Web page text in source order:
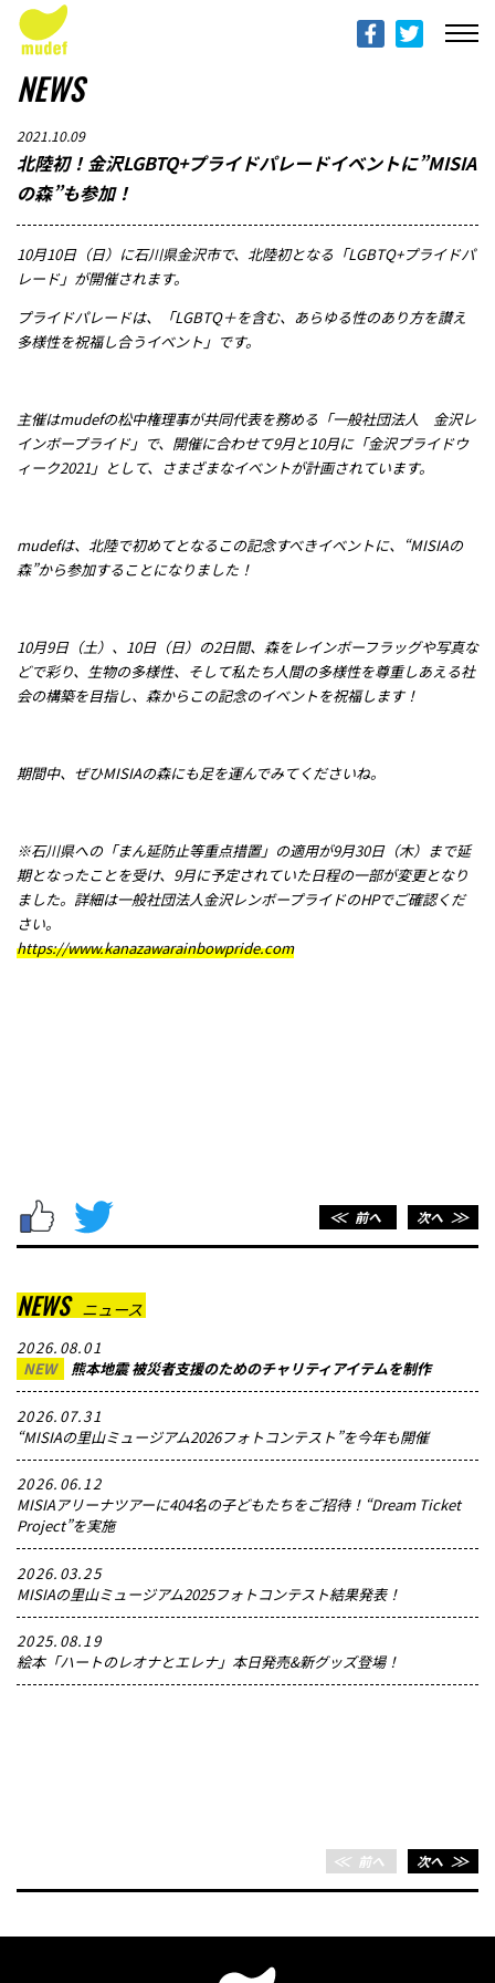
ABOUT mudef（Rhythmedia Foundation）
団体概要
DONATION
寄付のご案内
活動報告
MESSAGE
NEWS
2021.10.09
北陸初！金沢LGBTQ+プライドパレードイベントに”MISIA
の森”も参加！
10月10日（日）に石川県金沢市で、北陸初となる「LGBTQ+プライドパ
レード」が開催されます。
プライドパレードは、「LGBTQ＋を含む、あらゆる性のあり方を讃え
多様性を祝福し合うイベント」です。
主催はmudefの松中権理事が共同代表を務める「一般社団法人 金沢レ
インボープライド」で、開催に合わせて9月と10月に「金沢プライドウ
ィーク2021」として、さまざまなイベントが計画されています。
mudefは、北陸で初めてとなるこの記念すべきイベントに、“MISIAの
森”から参加することになりました！
10月9日（土）、10日（日）の2日間、森をレインボーフラッグや写真な
どで彩り、生物の多様性、そして私たち人間の多様性を尊重しあえる社
会の構築を目指し、森からこの記念のイベントを祝福します！
期間中、ぜひMISIAの森にも足を運んでみてくださいね。
※石川県への「まん延防止等重点措置」の適用が9月30日（木）まで延
期となったことを受け、9月に予定されていた日程の一部が変更となり
ました。詳細は一般社団法人金沢レンボープライドのHPでご確認くだ
さい。
https://www.kanazawarainbowpride.com
＜＜前へ 次へ＞＞
NEWS ニュース
2026.08.01
NEW
熊本地震 被災者支援のためのチャリティアイテムを制作
2026.07.31
“MISIAの里山ミュージアム2026フォトコンテスト”を今年も開催
2026.06.12
MISIAアリーナツアーに404名の子どもたちをご招待！“Dream Ticket
Project”を実施
2026.03.25
MISIAの里山ミュージアム2025フォトコンテスト結果発表！
2025.08.19
絵本「ハートのレオナとエレナ」本日発売&新グッズ登場！
＜＜前へ 次へ＞＞